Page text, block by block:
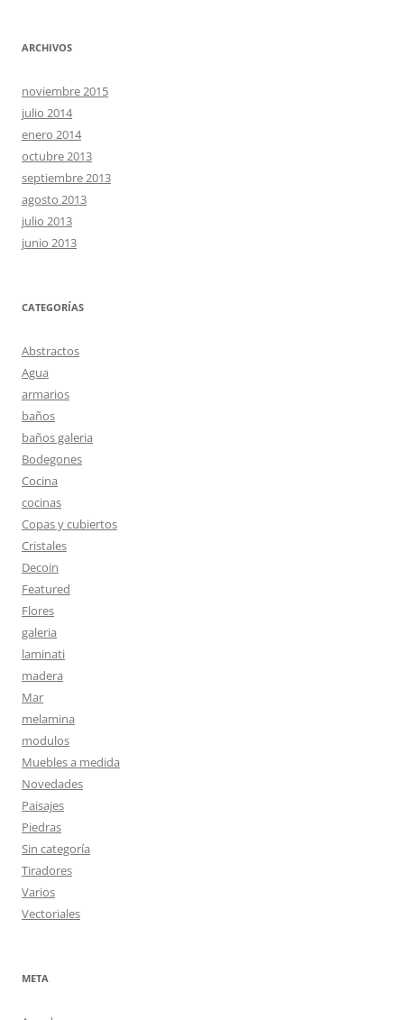
ARCHIVOS
noviembre 2015
julio 2014
enero 2014
octubre 2013
septiembre 2013
agosto 2013
julio 2013
junio 2013
CATEGORÍAS
Abstractos
Agua
armarios
baños
baños galeria
Bodegones
Cocina
cocinas
Copas y cubiertos
Cristales
Decoin
Featured
Flores
galeria
laminati
madera
Mar
melamina
modulos
Muebles a medida
Novedades
Paisajes
Piedras
Sin categoría
Tiradores
Varios
Vectoriales
META